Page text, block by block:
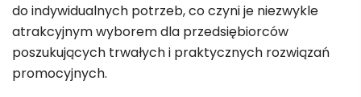
do indywidualnych potrzeb, co czyni je niezwykle
atrakcyjnym wyborem dla przedsiębiorców
poszukujących trwałych i praktycznych rozwiązań
promocyjnych.